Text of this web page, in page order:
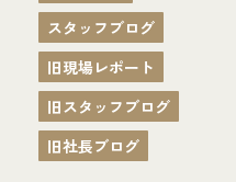
スタッフブログ
旧現場レポート
旧スタッフブログ
旧社長ブログ